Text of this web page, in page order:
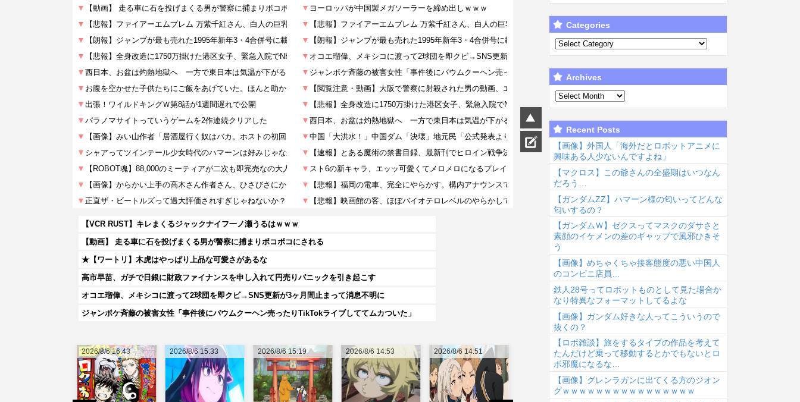
【VCR RUST】キレまくるジャックナイフ一ノ瀬うるはｗｗｗ
【動画】 走る車に石を投げまくる男が警察に捕まりボコボコにされる
★【ワートリ】木虎はやっぱり上品な可愛さがあるな
高市早苗、ガチで日銀に財政ファイナンスを申し入れて円売りパニックを引き起こす
オコエ瑠偉、メキシコに渡って2球団を即クビ→SNS更新が3ヶ月間止まって消息不明に
ジャンポケ斉藤の被害女性「事件後にバウムクーヘン売ったりTikTokライブしててムカついた」
2026/8/6 19:59
2026/8/6 15:33 2026/8/6 15:19 2026/8/6 14:53 2026/8/6 14:51
Categories
Archives
Recent Posts
【画像】外国人「海外だとロボットアニメに
興味ある人少ないんですよね」
【マクロス】この爺さんの全盛期はいつなん
だろう…
【ガンダムΖΖ】ハマーン様の匂いってどんな
匂いするの？
【ガンダムＷ】ゼクスってマスクのダサさと
素顔のイケメンの差のギャップで風邪ひきそ
う
【画像】めちゃくちゃ接客態度の悪い中国人
のコンビニ店員…
鉄人28号ってロボットものとして見た場合か
なり特異なフォーマットしてるよな
【画像】ガンダム好きな人ってこういうので
抜くの？
【ロボ雑談】旅をするタイプの作品を考えて
たんだけど乗って移動するとかでもないとロ
ボ邪魔になるな…
【画像】グレンラガンに出てくる方のジオン
グｗｗｗｗｗｗｗｗｗｗｗｗｗｗｗｗ